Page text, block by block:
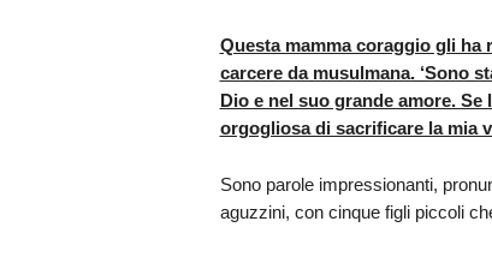
Questa mamma coraggio gli
carcere da musulmana. ‘Sono
Dio e nel suo grande amore.
orgogliosa di sacrificare la mia
Sono parole impressionanti,
aguzzini, con cinque figli piccoli